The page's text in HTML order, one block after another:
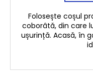
Folosește coșul
coborâtă, din care
ușurință. Acasă, în